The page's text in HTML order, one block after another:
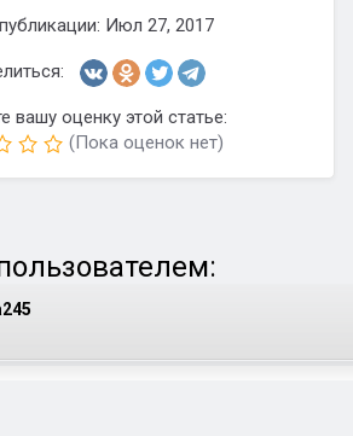
Июл 27, 2017
вашу оценку этой статье:
(Пока оценок нет)